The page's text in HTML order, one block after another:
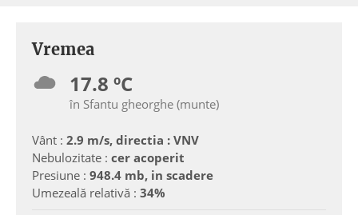
Vremea
17.8 ºC
în Sfantu gheorghe (munte)
Vânt : 2.9 m/s, directia : VNV
Nebulozitate : cer acoperit
Presiune : 948.4 mb, in scadere
Umezeală relativă : 34%